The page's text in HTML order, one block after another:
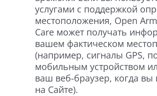
услугами с поддержкой
местоположения, Open
Care может получать
вашем фактическом
(например, сигналы GPS,
мобильным устройством
ваш веб-браузер, когда вы
на Сайте).